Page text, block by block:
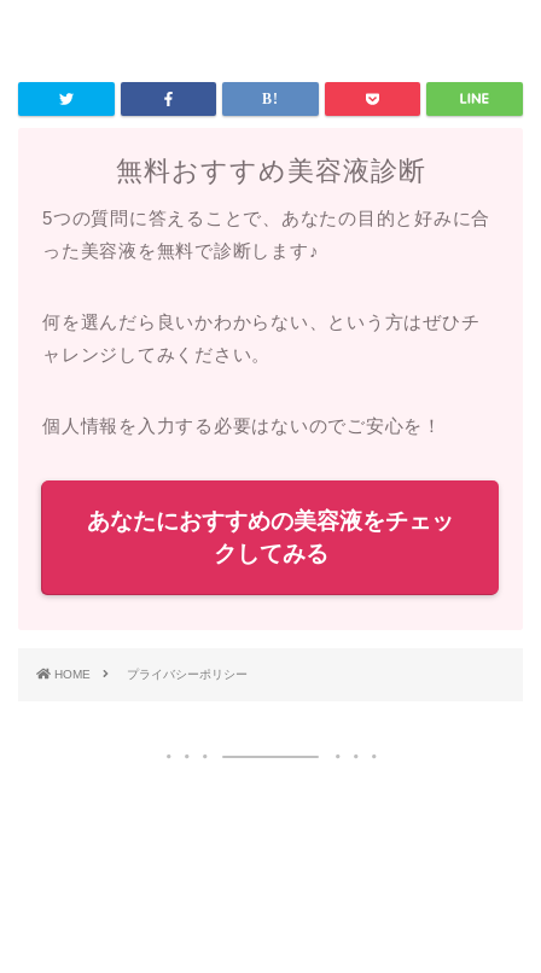
無料おすすめ美容液診断
5つの質問に答えることで、あなたの目的と好みに合
った美容液を無料で診断します♪
何を選んだら良いかわからない、という方はぜひチ
ャレンジしてみください。
個人情報を入力する必要はないのでご安心を！
あなたにおすすめの美容液をチェッ
クしてみる
HOME プライバシーポリシー